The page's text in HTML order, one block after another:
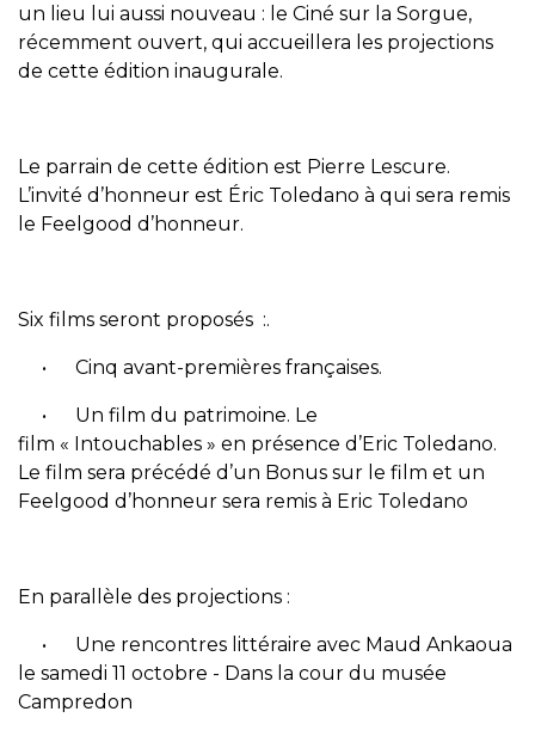
un lieu lui aussi nouveau : le Ciné sur la Sorgue,
récemment ouvert, qui accueillera les projections
de cette édition inaugurale.
Le parrain de cette édition est Pierre Lescure.
L’invité d’honneur est Éric Toledano à qui sera remis
le Feelgood d’honneur.
Six films seront proposés :.
• Cinq avant-premières françaises.
• Un film du patrimoine. Le
film « Intouchables » en présence d’Eric Toledano.
Le film sera précédé d’un Bonus sur le film et un
Feelgood d’honneur sera remis à Eric Toledano
En parallèle des projections :
• Une rencontres littéraire avec Maud Ankaoua
le samedi 11 octobre - Dans la cour du musée
Campredon